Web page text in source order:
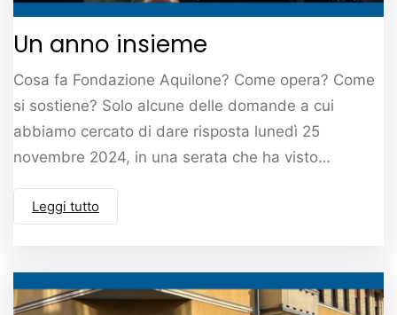
Un anno insieme
Cosa fa Fondazione Aquilone? Come opera? Come
si sostiene? Solo alcune delle domande a cui
abbiamo cercato di dare risposta lunedì 25
novembre 2024, in una serata che ha visto…
Leggi tutto